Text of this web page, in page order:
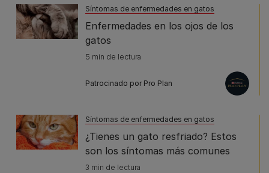
Síntomas de enfermedades en gatos
Enfermedades en los ojos de los
gatos
5 min de lectura
Patrocinado por Pro Plan
Síntomas de enfermedades en gatos
¿Tienes un gato resfriado? Estos
son los síntomas más comunes
3 min de lectura